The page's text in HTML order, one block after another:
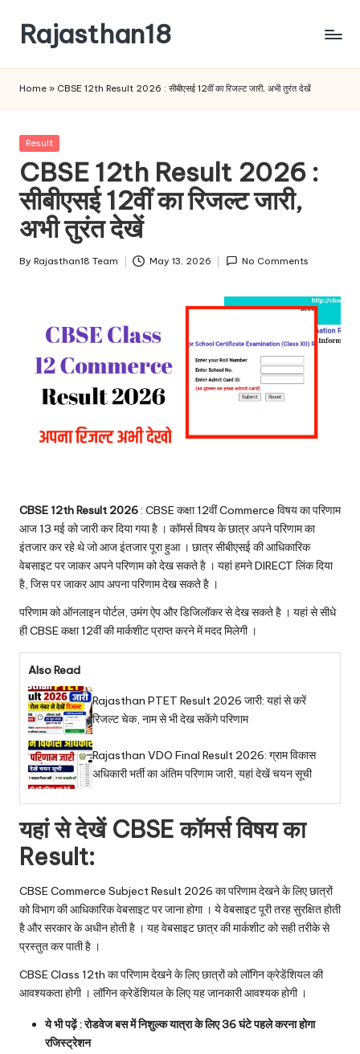
content
Rajasthan18
is
most
watched
and
the
most
credible
respected
news
Home » CBSE 12th Result 2026 : सीबीएसई 12वीं का रिजल्ट जारी, अभी तुरंत देखें
Posted
Result
CBSE 12th Result 2026 :
सीबीएसई 12वीं का रिजल्ट जारी,
अभी तुरंत देखें
Posted
By Rajasthan18 Team May 13, 2026 No Comments
CBSE 12th Result 2026: CBSE कक्षा 12वीं Commerce विषय का परिणाम
आज 13 मई को जारी कर दिया गया है । कॉमर्स विषय के छात्र अपने परिणाम का
इंतजार कर रहे थे जो आज इंतजार पूरा हुआ । छात्र सीबीएसई की आधिकारिक
वेबसाइट पर जाकर अपने परिणाम को देख सकते है । यहां हमने DIRECT लिंक दिया
है, जिस पर जाकर आप अपना परिणाम देख सकते है ।
परिणाम को ऑनलाइन पोर्टल, उमंग ऐप और डिजिलॉकर से देख सकते है । यहां से सीधे
ही CBSE कक्षा 12वीं की मार्कशीट प्राप्त करने में मदद मिलेगी ।
Also Read
Rajasthan PTET Result 2026 जारी: यहां से करें
रिजल्ट चेक, नाम से भी देख सकेंगे परिणाम
Rajasthan VDO Final Result 2026: ग्राम विकास
अधिकारी भर्ती का अंतिम परिणाम जारी, यहां देखें चयन सूची
यहां से देखें CBSE कॉमर्स विषय का
Result:
CBSE Commerce Subject Result 2026 का परिणाम देखने के लिए छात्रों
को विभाग की आधिकारिक वेबसाइट पर जाना होगा । ये वेबसाइट पूरी तरह सुरक्षित होती
है और सरकार के अधीन होती है । यह वेबसाइट छात्र की मार्कशीट को सही तरीके से
प्रस्तुत कर पाती है ।
CBSE Class 12th का परिणाम देखने के लिए छात्रों को लॉगिन क्रेडेंशियल की
आवश्यकता होगी । लॉगिन क्रेडेंशियल के लिए यह जानकारी आवश्यक होगी ।
ये भी पढ़ें :रोडवेज बस में निशुल्क यात्रा के लिए 36 घंटे पहले करना होगा
रजिस्ट्रेशन